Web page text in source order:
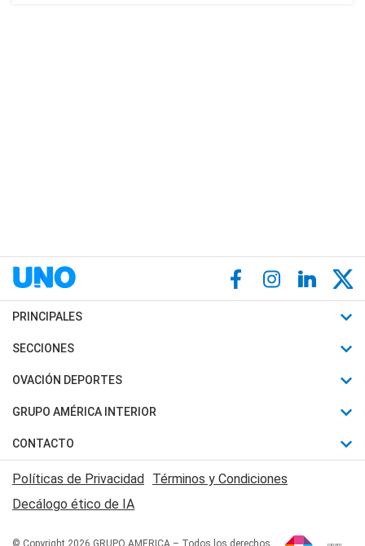
PRINCIPALES
Últimas Noticias
Política
Judiciales
Economia
SECCIONES
Horóscopo
Motores
Trucos caseros
Series y Películas
Edictos y Solicitadas
OVACIÓN DEPORTES
Fútbol
Mundial
Automovilismo
Rugby
Básquet
GRUPO AMÉRICA INTERIOR
Canal 7 en Vivo
CONTACTO
Acerca de Nosotros
Contactanos
Políticas de Privacidad Términos y Condiciones
Decálogo ético de IA
© Copyright 2026 GRUPO AMERICA – Todos los derechos